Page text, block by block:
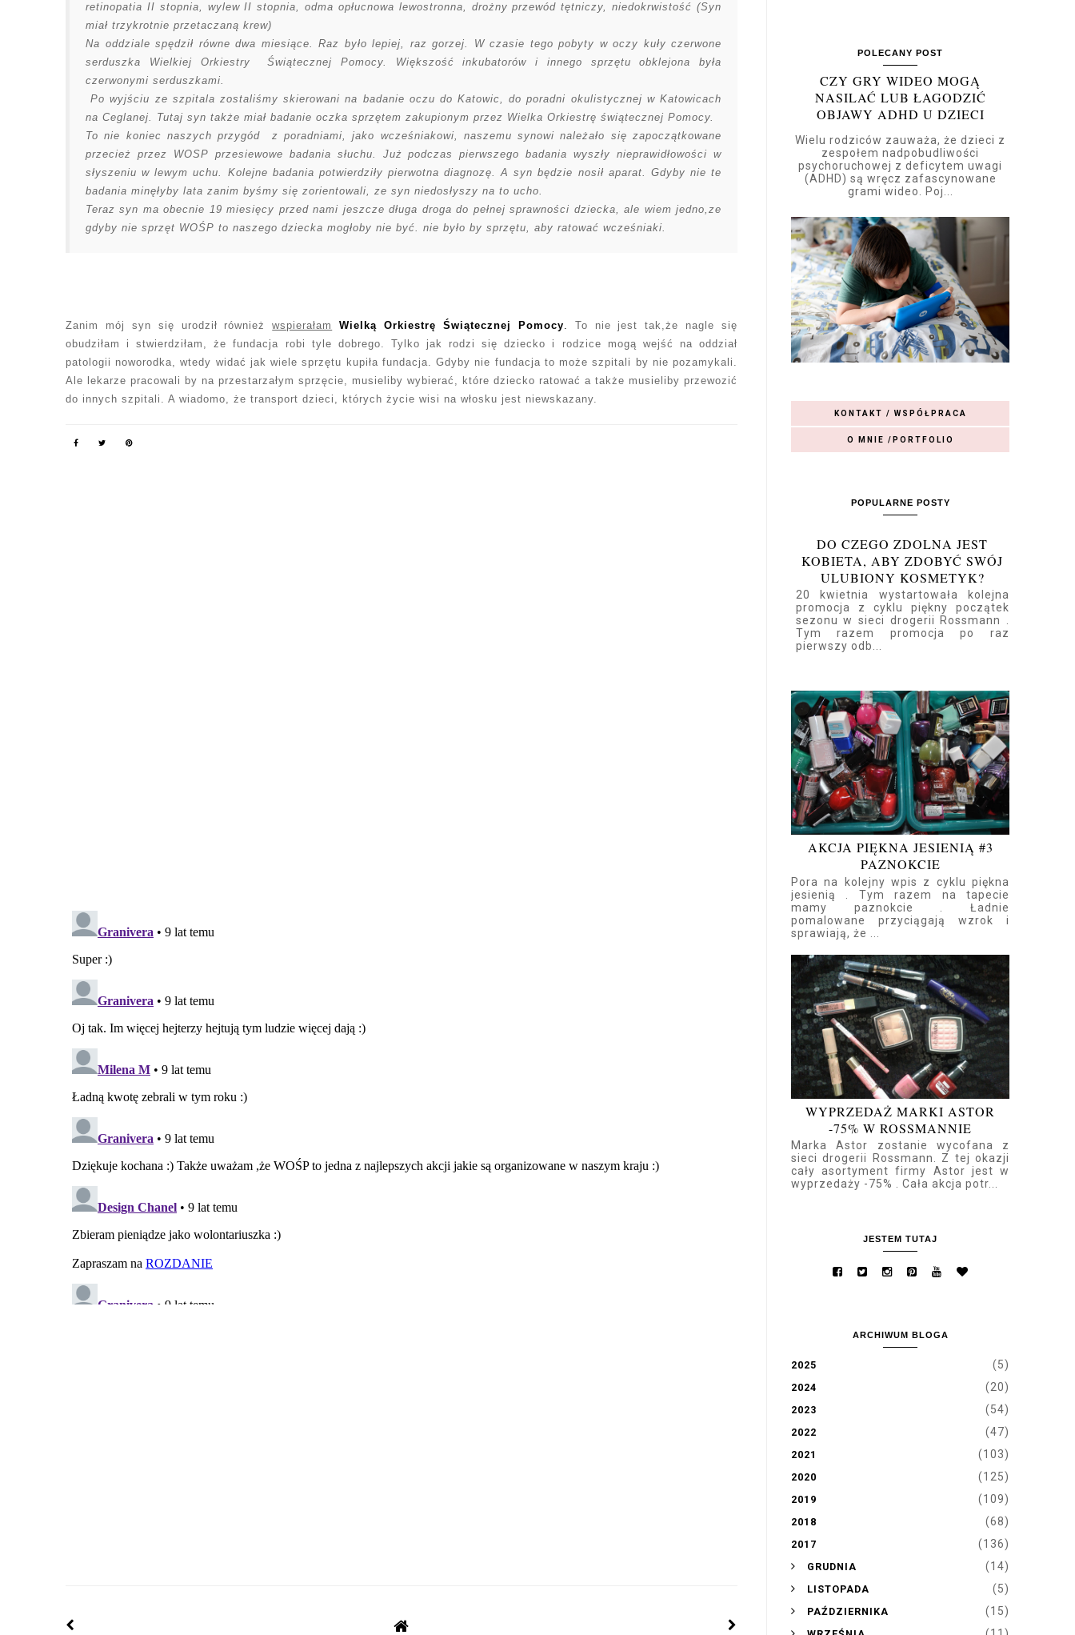
retinopatia II stopnia, wylew II stopnia, odma opłucnowa lewostronna, drożny przewód tętniczy, niedokrwistość (Syn
miał trzykrotnie przetaczaną krew)
Na oddziale spędził równe dwa miesiące. Raz było lepiej, raz gorzej. W czasie tego pobyty w oczy kuły czerwone
serduszka Wielkiej Orkiestry Świątecznej Pomocy. Większość inkubatorów i innego sprzętu obklejona była
czerwonymi serduszkami.
Po wyjściu ze szpitala zostaliśmy skierowani na badanie oczu do Katowic, do poradni okulistycznej w Katowicach
na Ceglanej. Tutaj syn także miał badanie oczka sprzętem zakupionym przez Wielka Orkiestrę świątecznej Pomocy.
To nie koniec naszych przygód z poradniami, jako wcześniakowi, naszemu synowi należało się zapoczątkowane
przecież przez WOSP przesiewowe badania słuchu. Już podczas pierwszego badania wyszły nieprawidłowości w
słyszeniu w lewym uchu. Kolejne badania potwierdziły pierwotna diagnozę. A syn będzie nosił aparat. Gdyby nie te
badania minęłyby lata zanim byśmy się zorientowali, ze syn niedosłyszy na to ucho.
Teraz syn ma obecnie 19 miesięcy przed nami jeszcze długa droga do pełnej sprawności dziecka, ale wiem jedno,ze
gdyby nie sprzęt WOŚP to naszego dziecka mogłoby nie być. nie było by sprzętu, aby ratować wcześniaki.
Zanim mój syn się urodził równieżwspierałam Wielką Orkiestrę Świątecznej Pomocy.
To nie jest tak,że nagle się
obudziłam i stwierdziłam, że fundacja robi tyle dobrego. Tylko jak rodzi się dziecko i rodzice mogą wejść na oddział
patologii noworodka, wtedy widać jak wiele sprzętu kupiła fundacja. Gdyby nie fundacja to może szpitali by nie pozamykali.
Ale lekarze pracowali by na przestarzałym sprzęcie, musieliby wybierać, które dziecko ratować a także musieliby przewozić
do innych szpitali. A wiadomo, że transport dzieci, których życie wisi na włosku jest niewskazany.
POLECANY POST
CZY GRY WIDEO MOGĄ
NASILAĆ LUB ŁAGODZIĆ
OBJAWY ADHD U DZIECI
Wielu rodziców zauważa, że dzieci z
zespołem nadpobudliwości
psychoruchowej z deficytem uwagi
(ADHD) są wręcz zafascynowane
grami wideo. Poj...
KONTAKT / WSPÓŁPRACA
O MNIE /PORTFOLIO
POPULARNE POSTY
DO CZEGO ZDOLNA JEST
KOBIETA, ABY ZDOBYĆ SWÓJ
ULUBIONY KOSMETYK?
20 kwietnia wystartowała kolejna
promocja z cyklu piękny początek
sezonu w sieci drogerii Rossmann .
Tym razem promocja po raz
pierwszy odb...
AKCJA PIĘKNA JESIENIĄ #3
PAZNOKCIE
Pora na kolejny wpis z cyklu piękna
jesienią . Tym razem na tapecie
mamy paznokcie . Ładnie
pomalowane przyciągają wzrok i
sprawiają, że ...
WYPRZEDAŻ MARKI ASTOR
-75% W ROSSMANNIE
Marka Astor zostanie wycofana z
sieci drogerii Rossmann. Z tej okazji
cały asortyment firmy Astor jest w
wyprzedaży -75% . Cała akcja potr...
JESTEM TUTAJ
ARCHIWUM BLOGA
2025 (5)
2024 (20)
2023 (54)
2022 (47)
2021 (103)
2020 (125)
2019 (109)
2018 (68)
2017
(136)
► GRUDNIA
(14)
► LISTOPADA
(5)
► PAŹDZIERNIKA
(15)